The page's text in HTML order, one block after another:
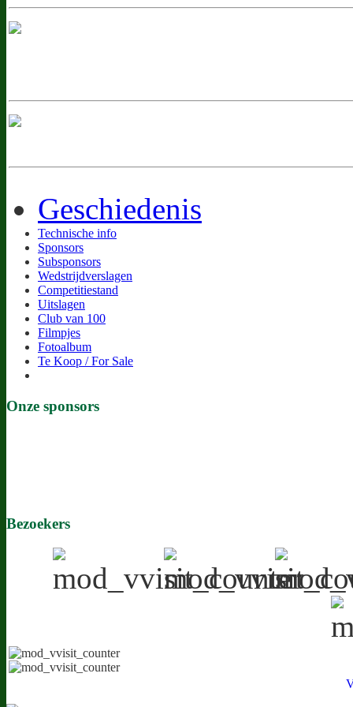
Geschiedenis
Technische info
Sponsors
Subsponsors
Wedstrijdverslagen
Competitiestand
Uitslagen
Club van 100
Filmpjes
Fotoalbum
Te Koop / For Sale
Onze sponsors
Bezoekers